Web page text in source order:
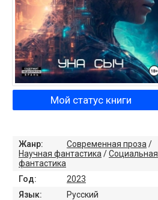
Мой статус книги
Жанр: Современная проза /
Научная фантастика /Социальная
фантастика
Год:
2023
Язык:
Русский